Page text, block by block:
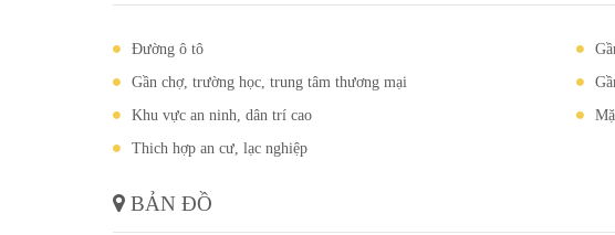
Đường ô tô
Gần chợ, trường học, trung tâm thương mại
Khu vực an ninh, dân trí cao
Thich hợp an cư, lạc nghiệp
BẢN ĐỒ